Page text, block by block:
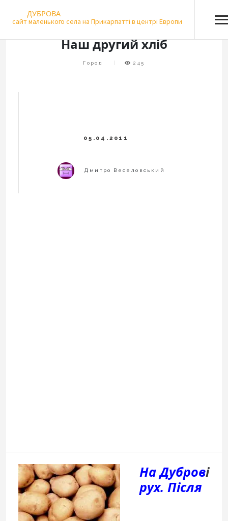
ДУБРОВА
сайт маленького села на Прикарпатті в центрі Европи
Наш другий хліб
Город 245
На Дуброві
рух. Після